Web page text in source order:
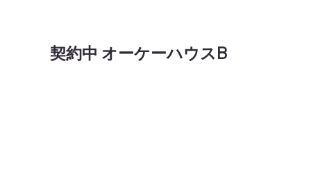
​契約中 オーケーハウスB